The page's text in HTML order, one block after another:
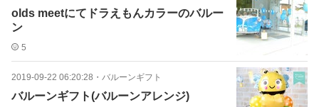
olds meetにてドラえもんカラーのバルー
ン
5
2019-09-22 06:20:28 ・ バルーンギフト
バルーンギフト(バルーンアレンジ)